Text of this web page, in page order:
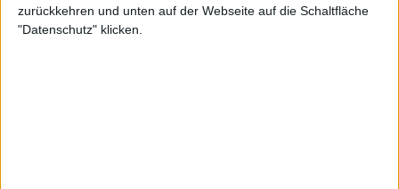
zurückkehren und unten auf der Webseite auf die Schaltfläche
"Datenschutz" klicken.